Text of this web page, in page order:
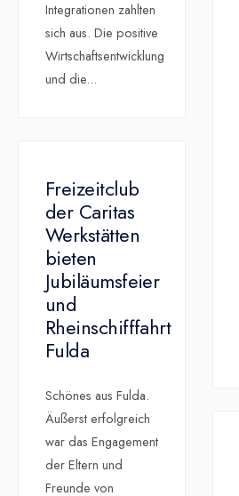
Integrationen zahlten
sich aus. Die positive
Wirtschaftsentwicklung
und die...
Freizeitclub
der Caritas
Werkstätten
bieten
Jubiläumsfeier
und
Rheinschifffahrt
Fulda
Schönes aus Fulda.
Äußerst erfolgreich
war das Engagement
der Eltern und
Freunde von